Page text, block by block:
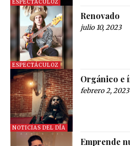
ESPECTÁCULOZ
ESPECTÁCULOZ
Renovado
julio 10, 2023
NOTICIAS DEL DÍA
Orgánico e
febrero 2, 2023
Emprende